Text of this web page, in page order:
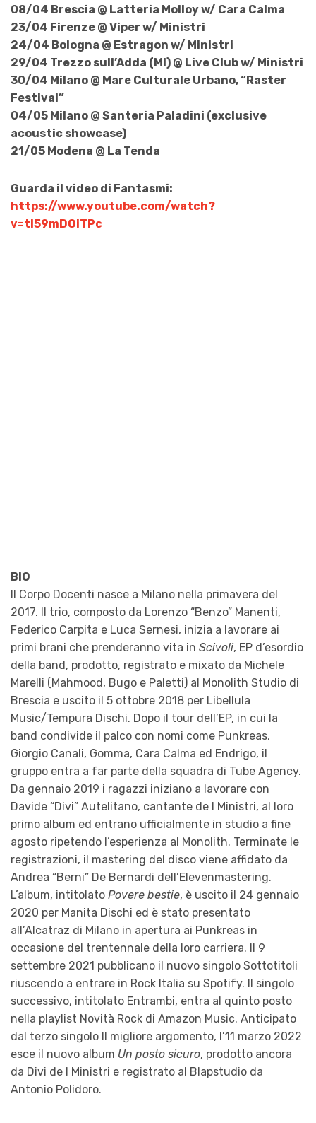
08/04 Brescia @ Latteria Molloy w/ Cara Calma
23/04 Firenze @ Viper w/ Ministri
24/04 Bologna @ Estragon w/ Ministri
29/04 Trezzo sull’Adda (MI) @ Live Club w/ Ministri
30/04 Milano @ Mare Culturale Urbano, “Raster
Festival”
04/05 Milano @ Santeria Paladini (exclusive
acoustic showcase)
21/05 Modena @ La Tenda
Guarda il video di Fantasmi:
https://www.youtube.com/watch?
v=tI59mDOiTPc
BIO
Il Corpo Docenti nasce a Milano nella primavera del
2017. Il trio, composto da Lorenzo “Benzo” Manenti,
Federico Carpita e Luca Sernesi, inizia a lavorare ai
primi brani che prenderanno vita in Scivoli, EP d’esordio
della band, prodotto, registrato e mixato da Michele
Marelli (Mahmood, Bugo e Paletti) al Monolith Studio di
Brescia e uscito il 5 ottobre 2018 per Libellula
Music/Tempura Dischi. Dopo il tour dell’EP, in cui la
band condivide il palco con nomi come Punkreas,
Giorgio Canali, Gomma, Cara Calma ed Endrigo, il
gruppo entra a far parte della squadra di Tube Agency.
Da gennaio 2019 i ragazzi iniziano a lavorare con
Davide “Divi” Autelitano, cantante de I Ministri, al loro
primo album ed entrano ufficialmente in studio a fine
agosto ripetendo l’esperienza al Monolith. Terminate le
registrazioni, il mastering del disco viene affidato da
Andrea “Berni” De Bernardi dell’Elevenmastering.
L’album, intitolato Povere bestie, è uscito il 24 gennaio
2020 per Manita Dischi ed è stato presentato
all’Alcatraz di Milano in apertura ai Punkreas in
occasione del trentennale della loro carriera. Il 9
settembre 2021 pubblicano il nuovo singolo Sottotitoli
riuscendo a entrare in Rock Italia su Spotify. Il singolo
successivo, intitolato Entrambi, entra al quinto posto
nella playlist Novità Rock di Amazon Music. Anticipato
dal terzo singolo Il migliore argomento, l’11 marzo 2022
esce il nuovo album Un posto sicuro, prodotto ancora
da Divi de I Ministri e registrato al Blapstudio da
Antonio Polidoro.